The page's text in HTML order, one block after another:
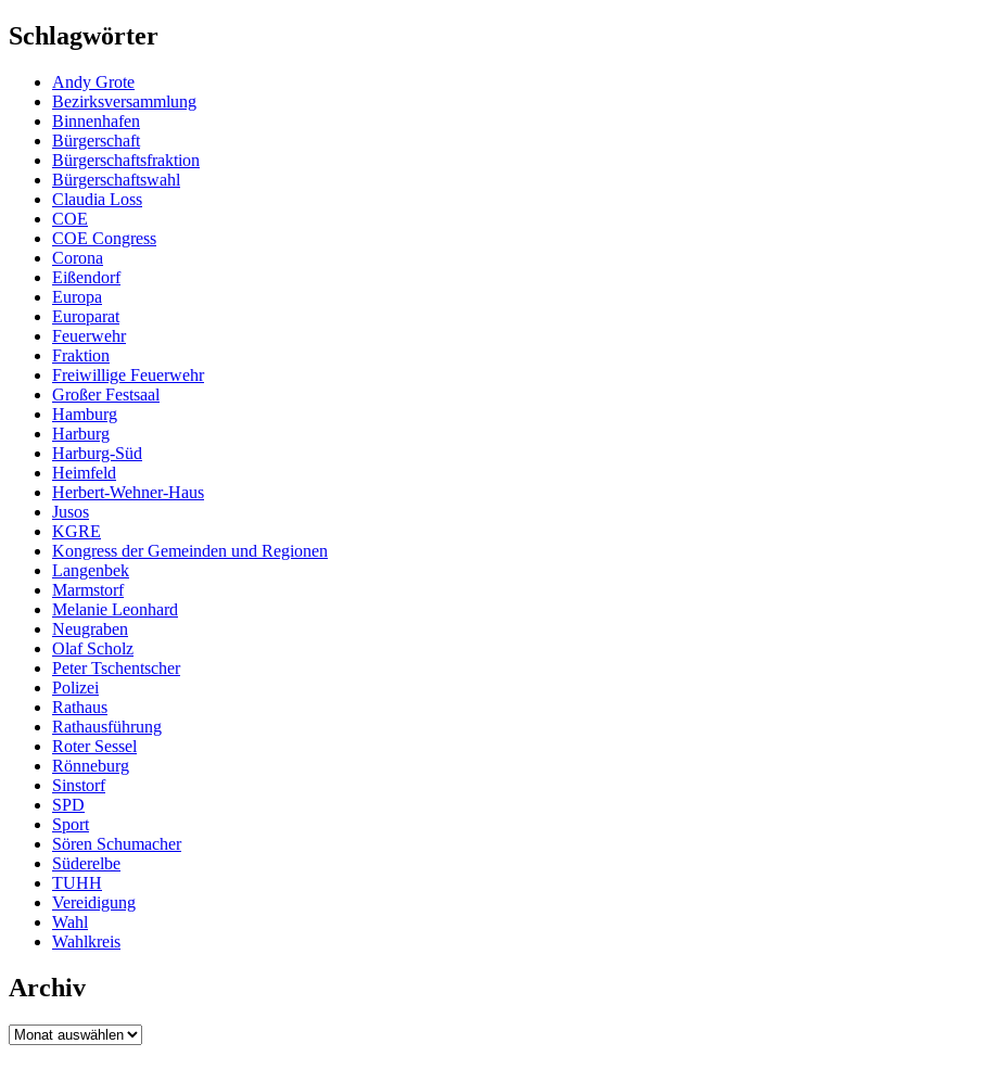
Schlagwörter
Andy Grote
Bezirksversammlung
Binnenhafen
Bürgerschaft
Bürgerschaftsfraktion
Bürgerschaftswahl
Claudia Loss
COE
COE Congress
Corona
Eißendorf
Europa
Europarat
Feuerwehr
Fraktion
Freiwillige Feuerwehr
Großer Festsaal
Hamburg
Harburg
Harburg-Süd
Heimfeld
Herbert-Wehner-Haus
Jusos
KGRE
Kongress der Gemeinden und Regionen
Langenbek
Marmstorf
Melanie Leonhard
Neugraben
Olaf Scholz
Peter Tschentscher
Polizei
Rathaus
Rathausführung
Roter Sessel
Rönneburg
Sinstorf
SPD
Sport
Sören Schumacher
Süderelbe
TUHH
Vereidigung
Wahl
Wahlkreis
Archiv
Archiv